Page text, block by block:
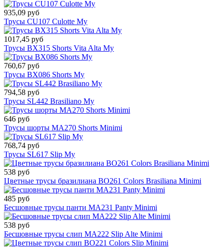
935,09 руб
Трусы CU107 Culotte My
1017,45 руб
Трусы BX315 Shorts Vita Alta My
760,67 руб
Трусы BX086 Shorts My
794,58 руб
Трусы SL442 Brasiliano My
646 руб
Трусы шорты MA270 Shorts Minimi
768,74 руб
Трусы SL617 Slip My
538 руб
Цветные трусы бразилиана BO261 Colors Brasiliana Minimi
485 руб
Бесшовные трусы панти MA231 Panty Minimi
538 руб
Бесшовные трусы слип MA222 Slip Alte Minimi